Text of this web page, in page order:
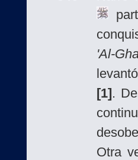
'Al-
[1].
Otra